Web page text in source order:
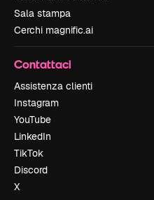
Sala stampa
Cerchi magnific.ai
Contattaci
Assistenza clienti
Instagram
YouTube
LinkedIn
TikTok
Discord
X